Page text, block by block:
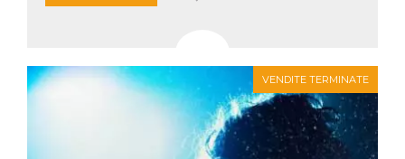
VENDITE TERMINATE